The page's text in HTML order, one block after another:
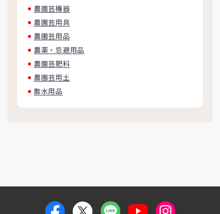
農園芸機器
農園芸用具
農園芸用品
農薬・忌避用品
農園芸肥料
農園芸用土
散水用品